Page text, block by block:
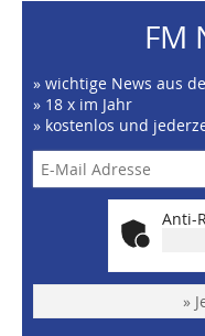
FM
» wichtige News aus
» 18 x im Jahr
» kostenlos und
Anti-
»